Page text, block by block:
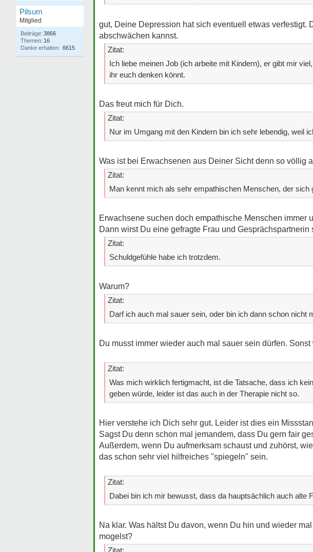
Pilsum
Mitglied
Beiträge: 3866
Themen: 16
Danke erhalten: 6615
gut, Deine Depression hat sich eventuell etwas verfestigt.
abschwächen kannst.
Zitat:
Ich liebe meinen Job (ich arbeite mit Kindern), er gibt mir
ihr euch denken könnt.
Das freut mich für Dich.
Zitat:
Nur im Umgang mit den Kindern bin ich sehr lebendig, weil
Was ist bei Erwachsenen aus Deiner Sicht denn so völlig
Zitat:
Man kennt mich als sehr empathischen Menschen, der sich
Erwachsene suchen doch empathische Menschen immer
Dann wirst Du eine gefragte Frau und Gesprächspartnerin
Zitat:
Schuldgefühle habe ich trotzdem.
Warum?
Zitat:
Darf ich auch mal sauer sein, oder bin ich dann schon nicht
Du musst immer wieder auch mal sauer sein dürfen.
Zitat:
Was mich wirklich fertigmacht, ist die Tatsache, dass ich
geben würde, leider ist das auch in der Therapie nicht so.
Hier verstehe ich Dich sehr gut. Leider ist dies ein
Sagst Du denn schon mal jemandem, dass Du gern fair
Außerdem, wenn Du aufmerksam schaust und zuhörst,
das schon sehr viel hilfreiches "spiegeln" sein.
Zitat:
Dabei bin ich mir bewusst, dass da hauptsächlich auch alte
Na klar. Was hältst Du davon, wenn Du hin und wieder
mogelst?
Zitat: